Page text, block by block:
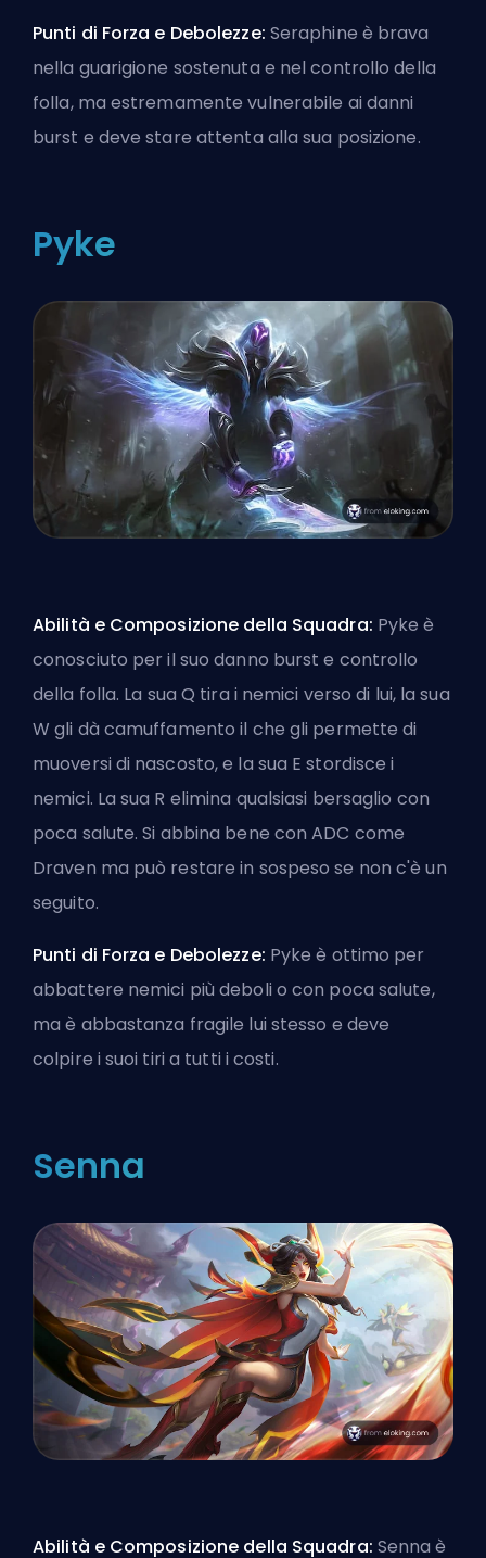
Punti di Forza e Debolezze: Seraphine è brava
nella guarigione sostenuta e nel controllo della
folla, ma estremamente vulnerabile ai danni
burst e deve stare attenta alla sua posizione.
Pyke
Abilità e Composizione della Squadra: Pyke è
conosciuto per il suo danno burst e controllo
della folla. La sua Q tira i nemici verso di lui, la sua
W gli dà camuffamento il che gli permette di
muoversi di nascosto, e la sua E stordisce i
nemici. La sua R elimina qualsiasi bersaglio con
poca salute. Si abbina bene con ADC come
Draven ma può restare in sospeso se non c'è un
seguito.
Punti di Forza e Debolezze: Pyke è ottimo per
abbattere nemici più deboli o con poca salute,
ma è abbastanza fragile lui stesso e deve
colpire i suoi tiri a tutti i costi.
Senna
Abilità e Composizione della Squadra: Senna è